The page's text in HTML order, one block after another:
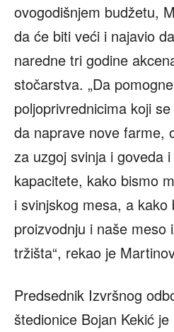
ovogodišnjem budžetu,
da će biti veći i najavio
naredne tri godine
stočarstva. „Da
poljoprivrednicima koji
da naprave nove farme,
za uzgoj svinja i goveda
kapacitete, kako bismo
i svinjskog mesa, a kako
proizvodnju i naše meso
tržišta“, rekao je
Predsednik Izvršnog
štedionice Bojan Kekić